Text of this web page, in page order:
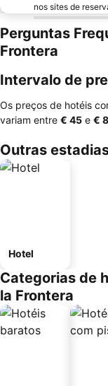
nos sites de
Perguntas
Frontera
Intervalo de
Os preços de hotéis
variam entre ‎€ 45 e ‎€
Outras
Hotel
Categorias de
la Frontera